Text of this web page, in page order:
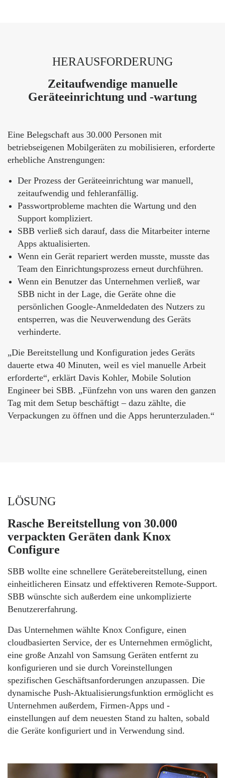
HERAUSFORDERUNG
Zeitaufwendige manuelle
Geräteeinrichtung und -wartung
Eine Belegschaft aus 30.000 Personen mit
betriebseigenen Mobilgeräten zu mobilisieren, erforderte
erhebliche Anstrengungen:
Der Prozess der Geräteeinrichtung war manuell,
zeitaufwendig und fehleranfällig.
Passwortprobleme machten die Wartung und den
Support kompliziert.
SBB verließ sich darauf, dass die Mitarbeiter interne
Apps aktualisierten.
Wenn ein Gerät repariert werden musste, musste das
Team den Einrichtungsprozess erneut durchführen.
Wenn ein Benutzer das Unternehmen verließ, war
SBB nicht in der Lage, die Geräte ohne die
persönlichen Google-Anmeldedaten des Nutzers zu
entsperren, was die Neuverwendung des Geräts
verhinderte.
„Die Bereitstellung und Konfiguration jedes Geräts
dauerte etwa 40 Minuten, weil es viel manuelle Arbeit
erforderte“, erklärt Davis Kohler, Mobile Solution
Engineer bei SBB. „Fünfzehn von uns waren den ganzen
Tag mit dem Setup beschäftigt – dazu zählte, die
Verpackungen zu öffnen und die Apps herunterzuladen.“
LÖSUNG
Rasche Bereitstellung von 30.000
verpackten Geräten dank Knox
Configure
SBB wollte eine schnellere Gerätebereitstellung, einen
einheitlicheren Einsatz und effektiveren Remote-Support.
SBB wünschte sich außerdem eine unkomplizierte
Benutzererfahrung.
Das Unternehmen wählte Knox Configure, einen
cloudbasierten Service, der es Unternehmen ermöglicht,
eine große Anzahl von Samsung Geräten entfernt zu
konfigurieren und sie durch Voreinstellungen
spezifischen Geschäftsanforderungen anzupassen. Die
dynamische Push-Aktualisierungsfunktion ermöglicht es
Unternehmen außerdem, Firmen-Apps und -
einstellungen auf dem neuesten Stand zu halten, sobald
die Geräte konfiguriert und in Verwendung sind.